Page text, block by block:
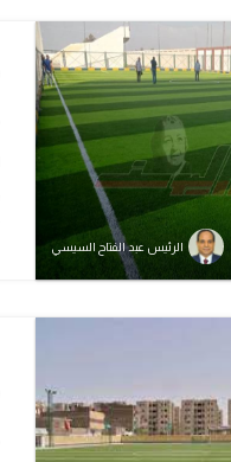
الرئيس عبد الفتاح السيسي